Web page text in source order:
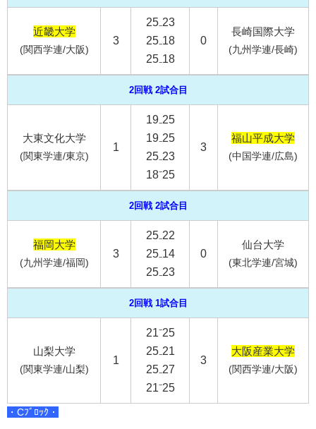
近畿大学
(関西学連/大阪)
3
25₋23
25₋18
25₋18
0
長崎国際大学
(九州学連/長崎)
2回戦 2試合目
大東文化大学
(関東学連/東京)
1
19₋25
19₋25
25₋23
18⁻25
3
福山平成大学
(中国学連/広島)
2回戦 2試合目
福岡大学
(九州学連/福岡)
3
25₋22
25₋14
25₋23
0
仙台大学
(東北学連/宮城)
2回戦 1試合目
山梨大学
(関東学連/山梨)
1
21⁻25
25₋21
25₋27
21⁻25
3
大阪産業大学
(関西学連/大阪)
・Cﾌﾞﾛｯｸ・